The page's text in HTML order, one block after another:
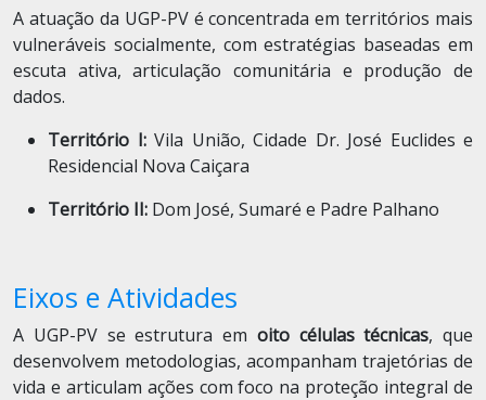
A atuação da UGP-PV é concentrada em territórios mais
vulneráveis socialmente, com estratégias baseadas em
escuta ativa, articulação comunitária e produção de
dados.
Território I:Vila União, Cidade Dr. José Euclides e
Residencial Nova Caiçara
Território II: Dom José, Sumaré e Padre Palhano
Eixos e Atividades
A UGP-PV se estrutura em oito células técnicas, que
desenvolvem metodologias, acompanham trajetórias de
vida e articulam ações com foco na proteção integral de